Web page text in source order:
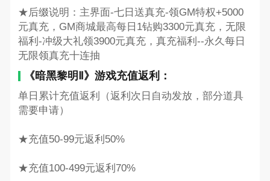
★后缀说明：主界面-七日送真充-领GM特权+5000
元真充，GM商城最高每日1钻购3300元真充，无限
福利-冲级大礼领3900元真充，真充福利--永久每日
无限领真充十连抽
《暗黑黎明Ⅱ》游戏充值返利：
单日累计充值返利（返利次日自动发放，部分道具
需要申请）
★充值50-99元返利50%
★充值100-499元返利70%